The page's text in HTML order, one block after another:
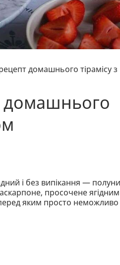
домашнього тірамісу з
домашнього
і без випікання —
просочене
яким просто неможливо